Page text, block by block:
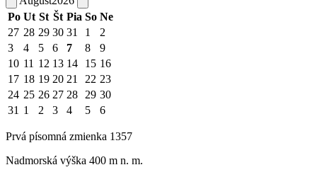
Po Ut St Št Pia So Ne
27 28 29 30 31 1
2
3
4 5 6 7 8
9
10 11 12 13 14 15 16
17 18 19 20 21 22 23
24 25 26 27 28 29 30
31 1 2 3 4 5 6
Prvá písomná zmienka 1357
Nadmorská výška 400 m n. m.